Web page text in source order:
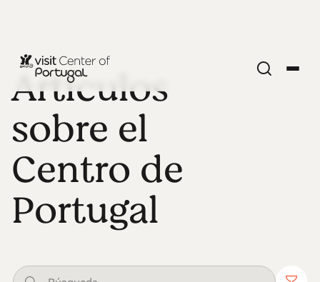
Artículos
sobre el
Centro de
Portugal